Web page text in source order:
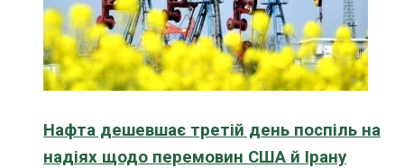
Нафта дешевшає третій день поспіль на
надіях щодо перемовин США й Ірану